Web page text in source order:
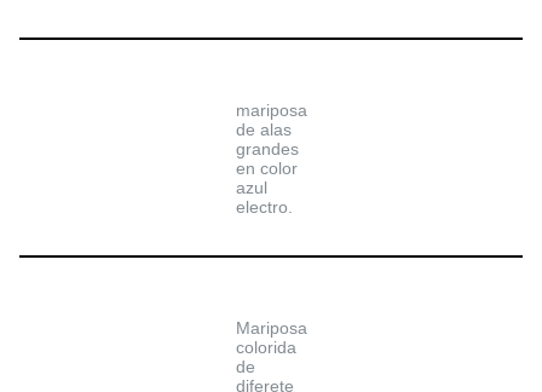
mariposa
de alas
grandes
en color
azul
electro.
Mariposa
colorida
de
diferete